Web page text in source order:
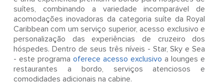
suítes, combinando a variedade incomparável de
acomodações inovadoras da categoria suíte da Royal
Caribbean com um serviço superior, acesso exclusivo e
personalização das experiências de cruzeiro dos
hóspedes. Dentro de seus três níveis - Star, Sky e Sea
- este programaoferece acesso exclusivo a lounges e
restaurantes a bordo, serviços atenciosos e
comodidades adicionais na cabine.